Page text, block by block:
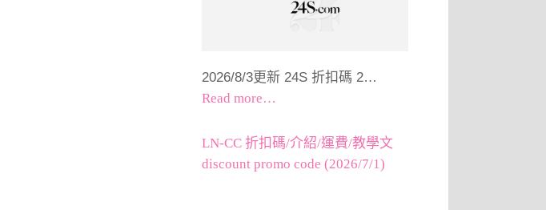
2026/8/3更新 24S 折扣碼 2…
Read more…
LN-CC 折扣碼/介紹/運費/教學文
discount promo code (2026/7/1)